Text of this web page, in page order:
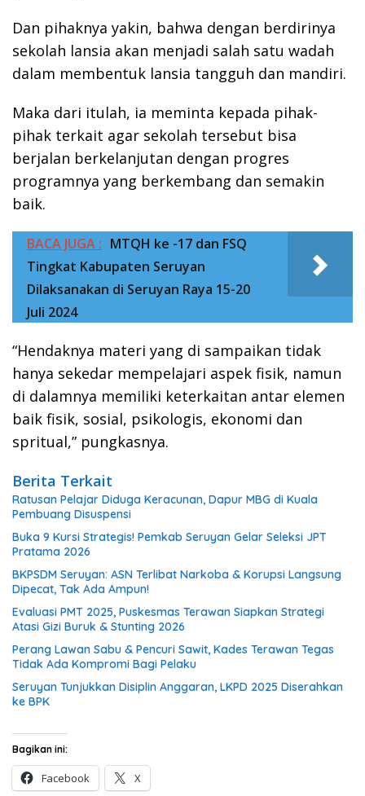
Dan pihaknya yakin, bahwa dengan berdirinya
sekolah lansia akan menjadi salah satu wadah
dalam membentuk lansia tangguh dan mandiri.
Maka dari itulah, ia meminta kepada pihak-
pihak terkait agar sekolah tersebut bisa
berjalan berkelanjutan dengan progres
programnya yang berkembang dan semakin
baik.
BACA JUGA : MTQH ke -17 dan FSQ
Tingkat Kabupaten Seruyan
Dilaksanakan di Seruyan Raya 15-20
Juli 2024
“Hendaknya materi yang di sampaikan tidak
hanya sekedar mempelajari aspek fisik, namun
di dalamnya memiliki keterkaitan antar elemen
baik fisik, sosial, psikologis, ekonomi dan
spritual,” pungkasnya.
Berita Terkait
Ratusan Pelajar Diduga Keracunan, Dapur MBG di Kuala
Pembuang Disuspensi
Buka 9 Kursi Strategis! Pemkab Seruyan Gelar Seleksi JPT
Pratama 2026
BKPSDM Seruyan: ASN Terlibat Narkoba & Korupsi Langsung
Dipecat, Tak Ada Ampun!
Evaluasi PMT 2025, Puskesmas Terawan Siapkan Strategi
Atasi Gizi Buruk & Stunting 2026
Perang Lawan Sabu & Pencuri Sawit, Kades Terawan Tegas
Tidak Ada Kompromi Bagi Pelaku
Seruyan Tunjukkan Disiplin Anggaran, LKPD 2025 Diserahkan
ke BPK
Bagikan ini:
Facebook X